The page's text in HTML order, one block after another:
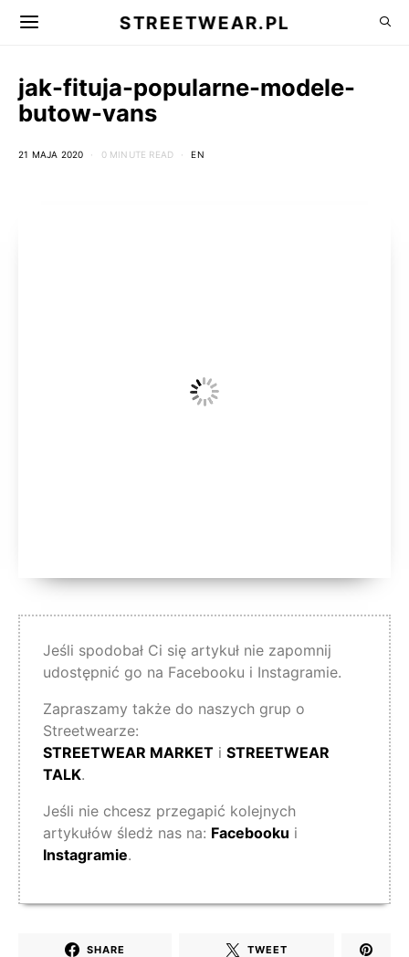
STREETWEAR.PL
jak-fituja-popularne-modele-
butow-vans
21 MAJA 2020 0 MINUTE READ EN
Jeśli spodobał Ci się artykuł nie zapomnij
udostępnić go na Facebooku i Instagramie.
Zapraszamy także do naszych grup o
Streetwearze:
STREETWEAR MARKET i STREETWEAR
TALK.
Jeśli nie chcesz przegapić kolejnych
artykułów śledż nas na: Facebooku i
Instagramie.
SHARE TWEET